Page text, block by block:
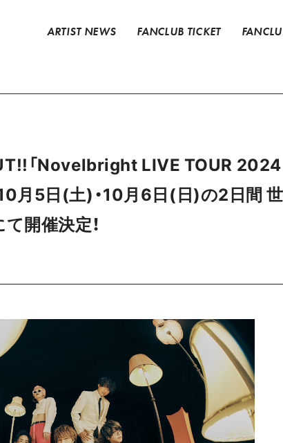
ARTIST NEWS FANCLUB TICKET
「Novelbright LIVE TOUR
月5日(土)・10月6日(日)の2日間
開催決定！